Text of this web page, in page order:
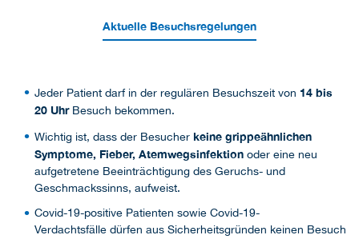
Aktuelle Besuchsregelungen
Jeder Patient darf in der regulären Besuchszeit von 14 bis
20 UhrBesuch bekommen.
Wichtig ist, dass der Besucher keine grippeähnlichen
Symptome, Fieber, Atemwegsinfektion oder eine neu
aufgetretene Beeinträchtigung des Geruchs- und
Geschmackssinns, aufweist.
Covid-19-positive Patienten sowie Covid-19-
Verdachtsfälle dürfen aus Sicherheitsgründen keinen Besuch